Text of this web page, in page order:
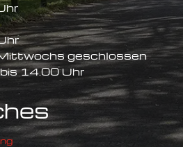
geschlossen
14.00 Uhr